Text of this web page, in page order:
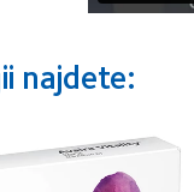
najdete: